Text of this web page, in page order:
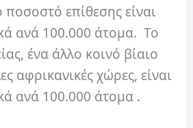
επίθεσης είναι
ανά 100.000 άτομα. Το
ένα άλλο κοινό βίαιο
αφρικανικές χώρες, είναι
ανά 100.000 άτομα .